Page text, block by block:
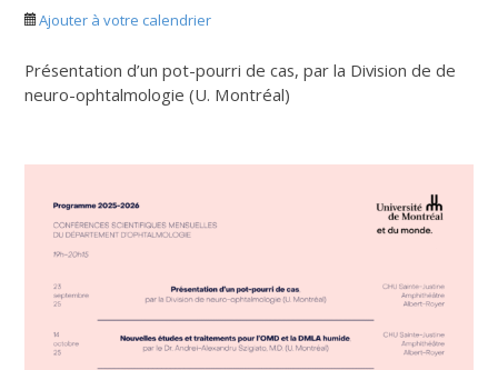
Ajouter à votre calendrier
Présentation d’un pot-pourri de cas,par la Division de de
neuro-ophtalmologie (U. Montréal)